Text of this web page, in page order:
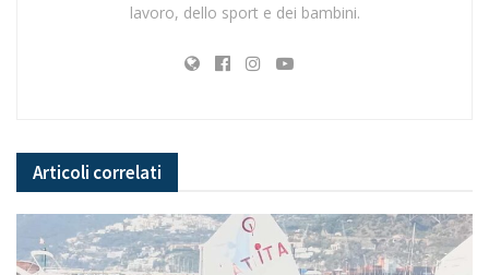
lavoro, dello sport e dei bambini.
Articoli correlati